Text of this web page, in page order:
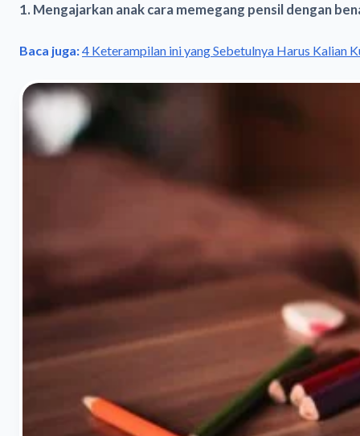
1. Mengajarkan anak cara memegang pensil dengan
Baca juga:4 Keterampilan ini yang Sebetulnya Harus Kalian